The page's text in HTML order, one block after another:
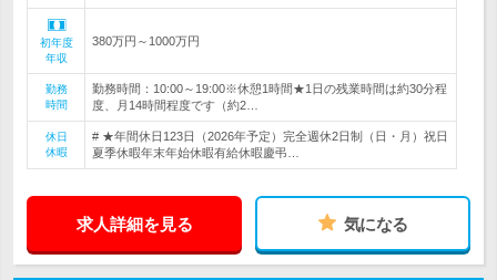
初年度
年収
380万円～1000万円
勤務
時間
勤務時間：10:00～19:00※休憩1時間★1日の残業時間は約30分程
度、月14時間程度です（約2…
休日
休暇
# ★年間休日123日（2026年予定）完全週休2日制（日・月）祝日
夏季休暇年末年始休暇有給休暇慶弔…
求人詳細を見る 気になる